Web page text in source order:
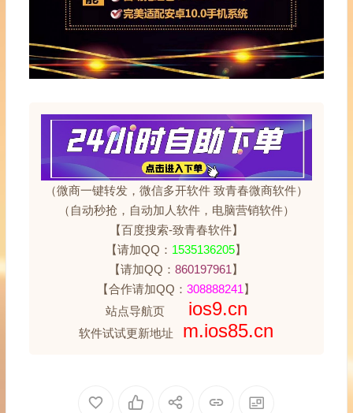
（微商一键转发，微信多开软件 致青春微商软件）
（自动秒抢，自动加人软件，电脑营销软件）
【百度搜索-致青春软件】
【请加QQ： 1535136205】
【请加QQ：860197961】
【合作请加QQ：308888241】
站点导航页
ios9.cn
软件试试更新地址 m.ios85.cn